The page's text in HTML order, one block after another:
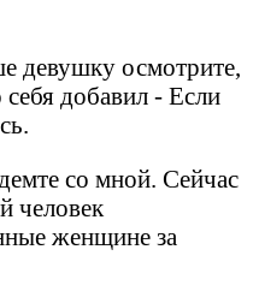
девушку осмотрите,
добавил - Если
со мной. Сейчас
человек
женщине за